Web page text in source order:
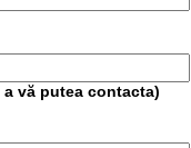
vă putea contacta)